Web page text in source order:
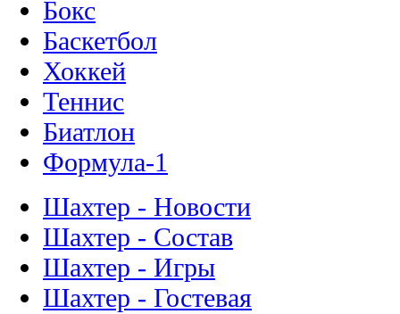
Бокс
Баскетбол
Хоккей
Теннис
Биатлон
Формула-1
Шахтер - Новости
Шахтер - Состав
Шахтер - Игры
Шахтер - Гостевая